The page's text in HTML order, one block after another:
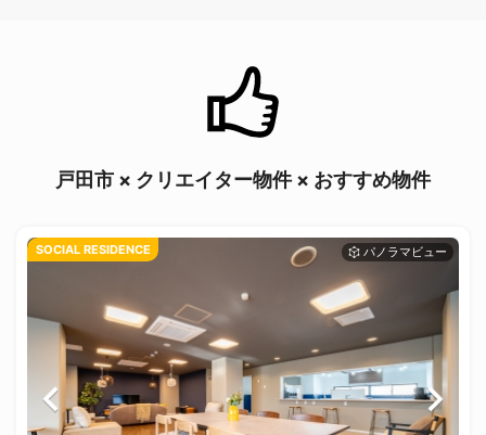
戸田市 × クリエイター物件 × おすすめ物件
SOCIAL RESIDENCE